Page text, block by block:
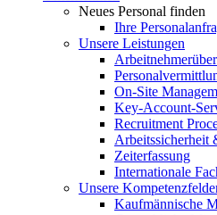
Neues Personal finden
Ihre
Unsere Leistungen
On-Site
Key-Account-
Recruitment
Arbeits­si­cherheit
Zeiter­fassung
Inter­na­tionale
Unsere
Kaufmän­nische